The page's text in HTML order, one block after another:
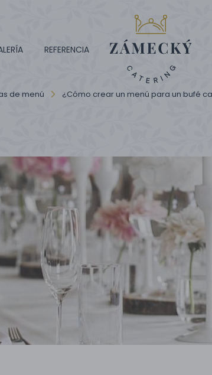
REFERENCIA
de menú ¿Cómo crear un menú para un bufé